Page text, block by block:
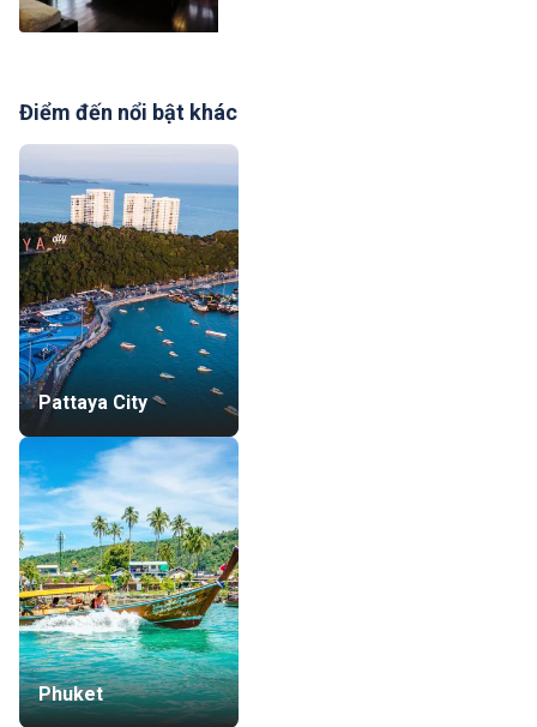
Điểm đến nổi bật khác
Pattaya City
Phuket